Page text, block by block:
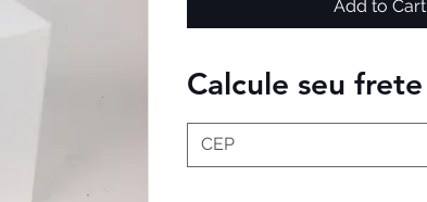
Add to Cart
Calcule seu frete